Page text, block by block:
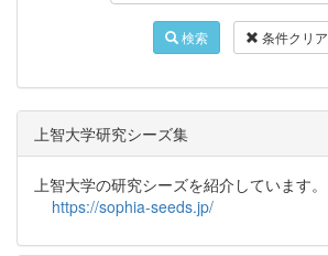
検索 条件クリア
上智大学研究シーズ集
上智大学の研究シーズを紹介しています。
https://sophia-seeds.jp/